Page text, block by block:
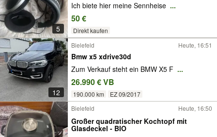
5
Ich biete hier meine Sennheise ...
50 €
Direkt kaufen
12
Bielefeld Heute, 16:51
Bmw x5 xdrive30d
Zum Verkauf steht ein BMW X5 F ...
26.990 € VB
190.000 km EZ 09/2017
Bielefeld Heute, 16:50
Großer quadratischer Kochtopf mit
Glasdeckel - BIO